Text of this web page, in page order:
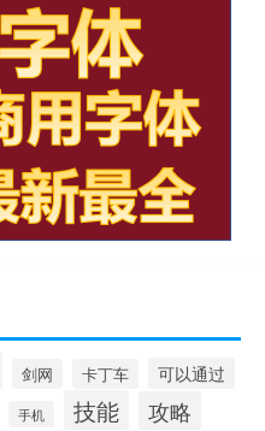
剑网 卡丁车 可以通过
手机 技能 攻略